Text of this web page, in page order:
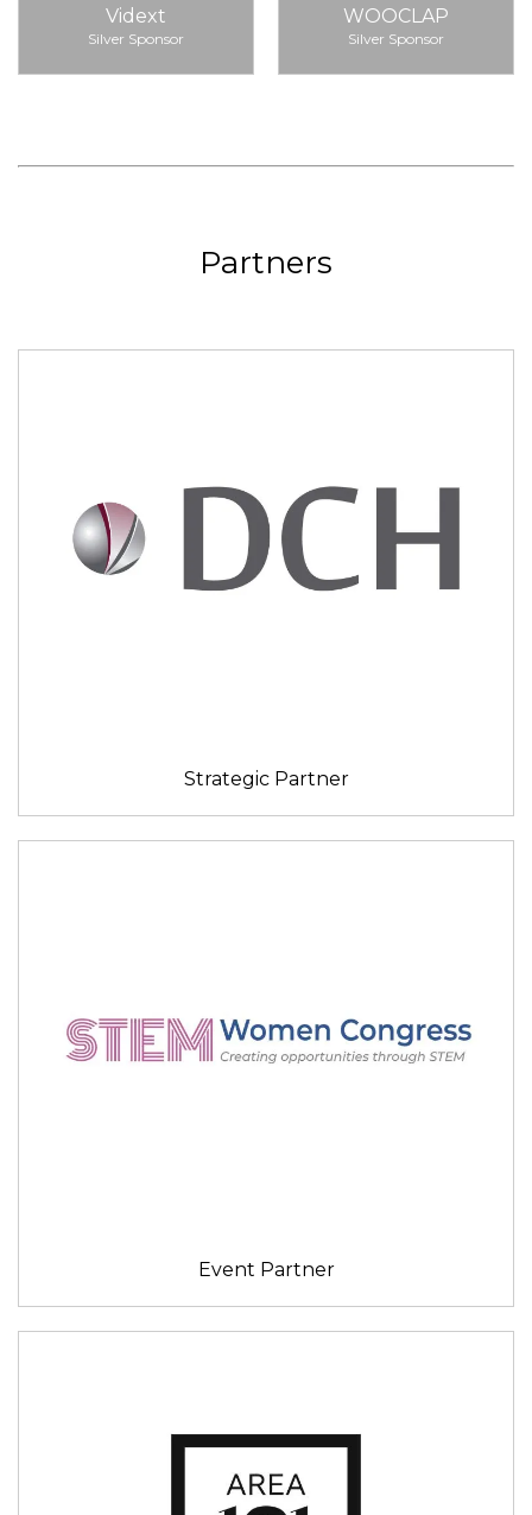
Vidext
Silver Sponsor
WOOCLAP
Silver Sponsor
Partners
Strategic Partner
Event Partner